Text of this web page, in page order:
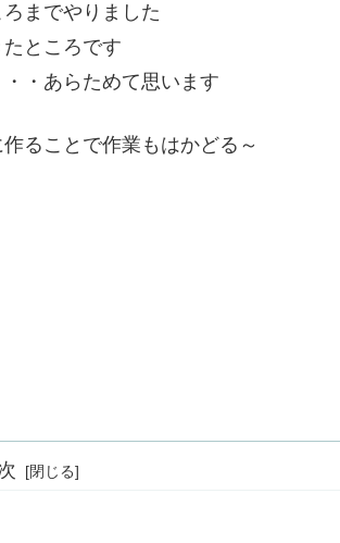
までやりました
ところです
・あらためて思います
ることで作業もはかどる～